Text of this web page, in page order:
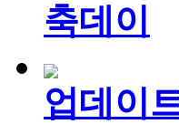
축데이
업데이